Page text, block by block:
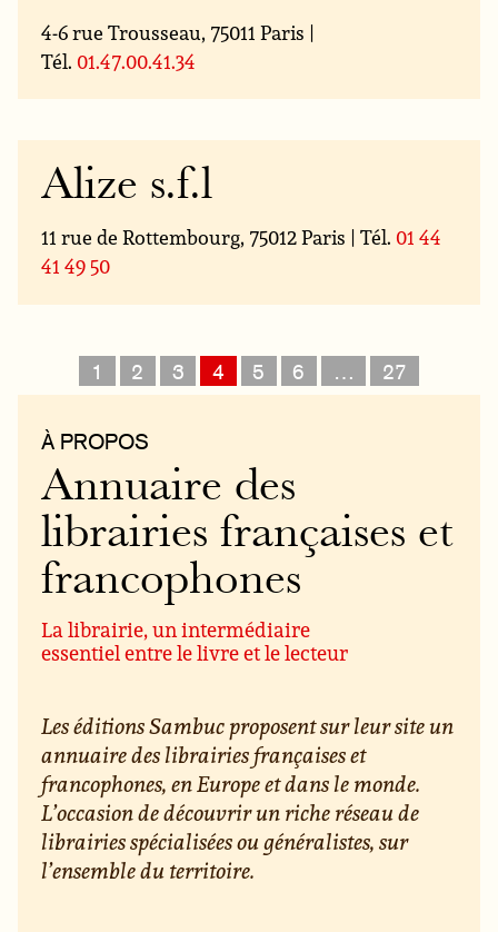
4-6 rue Trousseau, 75011 Paris |
Tél. 01.47.00.41.34
Alize s.f.l
11 rue de Rottembourg, 75012 Paris | Tél. 01 44
41 49 50
1 2 3 4 5 6 … 27
À PROPOS
Annuaire des
librairies françaises et
francophones
La librairie, un intermédiaire
essentiel entre le livre et le lecteur
Les éditions Sambuc proposent sur leur site un
annuaire des librairies françaises et
francophones, en Europe et dans le monde.
L’occasion de découvrir un riche réseau de
librairies spécialisées ou généralistes, sur
l’ensemble du territoire.